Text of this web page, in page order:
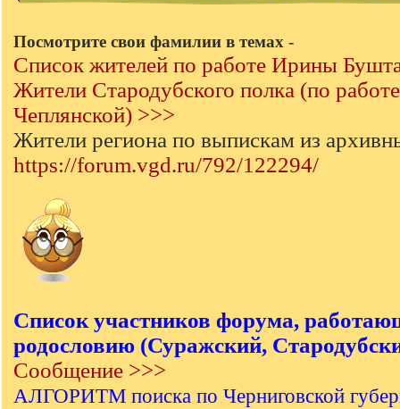
Посмотрите свои фамилии в темах -
Список жителей по работе Ирины
Жители Стародубского полка (по
Чеплянской) >>>
Жители региона по выпискам из
https://forum.vgd.ru/792/122294/
Список участников форума,
родословию (Суражский,
Сообщение >>>
АЛГОРИТМ поиска по Черниговской